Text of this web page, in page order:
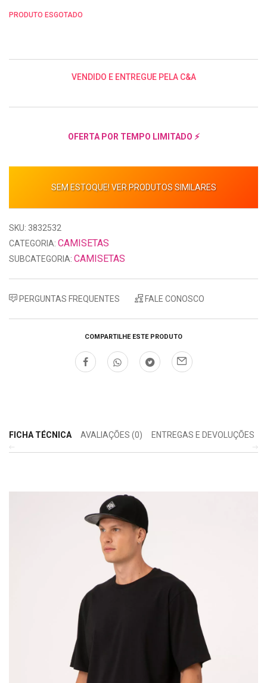
PRODUTO ESGOTADO
VENDIDO E ENTREGUE PELA C&A
OFERTA POR TEMPO LIMITADO ⚡
SEM ESTOQUE! VER PRODUTOS SIMILARES
SKU: 3832532
CATEGORIA: CAMISETAS
SUBCATEGORIA: CAMISETAS
PERGUNTAS FREQUENTES FALE CONOSCO
COMPARTILHE ESTE PRODUTO
FICHA TÉCNICA AVALIAÇÕES (0) ENTREGAS E DEVOLUÇÕES